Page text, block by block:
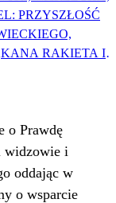
PRZYSZŁOŚĆ
RAKIETA I
o Prawdę
widzowie i
oddając w
o wsparcie